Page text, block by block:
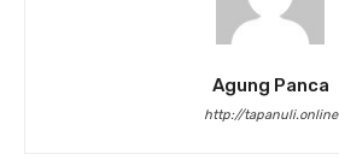
Agung Panca
http://tapanuli.online